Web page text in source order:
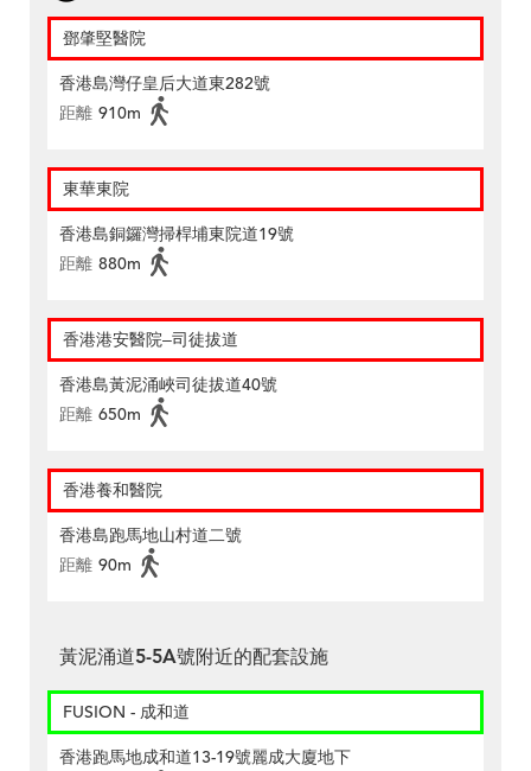
鄧肇堅醫院
香港島灣仔皇后大道東282號
距離 910m
東華東院
香港島銅鑼灣掃桿埔東院道19號
距離 880m
香港港安醫院–司徒拔道
香港島黃泥涌峽司徒拔道40號
距離 650m
香港養和醫院
香港島跑馬地山村道二號
距離 90m
黃泥涌道5-5A號附近的配套設施
FUSION - 成和道
香港跑馬地成和道13-19號麗成大廈地下